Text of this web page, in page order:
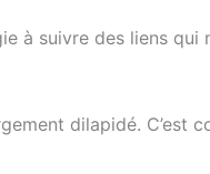
à suivre des liens qui
dilapidé. C’est